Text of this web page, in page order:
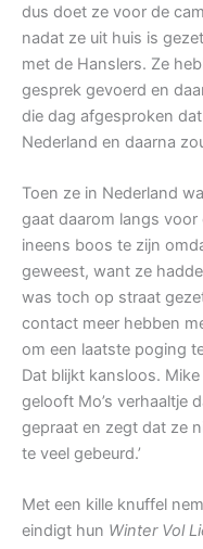
dus doet ze voor de
nadat ze uit huis is
met de Hanslers. Ze
gesprek gevoerd en
die dag afgesproken
Nederland en daarna
Toen ze in Nederland
gaat daarom langs
ineens boos te zijn
geweest, want ze
was toch op straat
contact meer hebben
om een laatste poging
Dat blijkt kansloos.
gelooft Mo’s verhaaltje
gepraat en zegt dat ze
te veel gebeurd.’
Met een kille knuffel
eindigt hun Winter Vol